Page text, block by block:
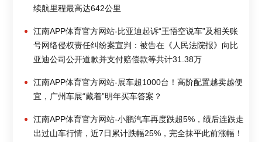
续航里程最高达642公里
江南APP体育官方网站-比亚迪起诉“王悟空说车”及相关账
号网络侵权责任纠纷案宣判：被告在《人民法院报》向比
亚迪公司公开道歉并支付赔偿款等共计31.38万
江南APP体育官方网站-展车超1000台！高阶配置越卖越便
宜，广州车展“藏着”明年买车答案？
江南APP体育官方网站-小鹏汽车再度跌超5%，绩后连跌走
出过山车行情，近7日累计跌幅25%，完全抹平此前涨幅！